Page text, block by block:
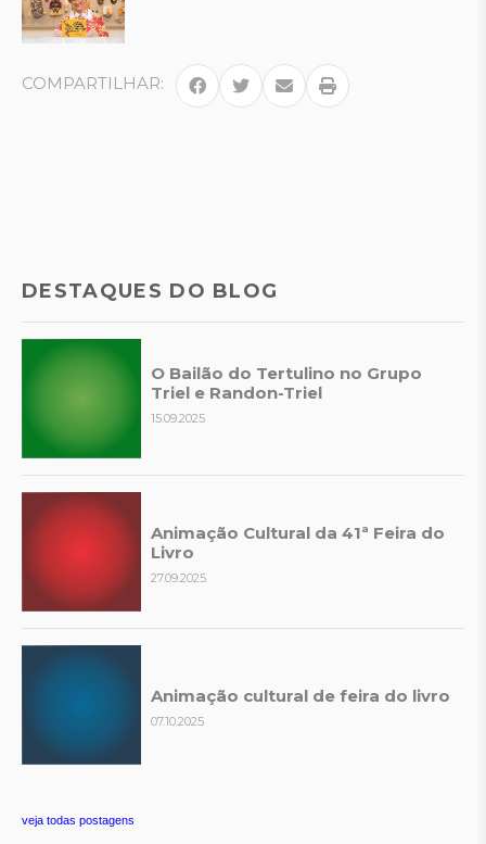
COMPARTILHAR:
DESTAQUES DO BLOG
O Bailão do Tertulino no Grupo
Triel e Randon-Triel
15.09.2025
Animação Cultural da 41ª Feira do
Livro
27.09.2025
Animação cultural de feira do livro
07.10.2025
veja todas postagens